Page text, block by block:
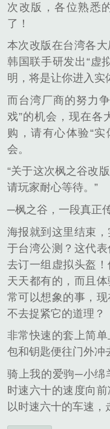
次改版，各位熟悉
了！
本次改版在台湾各
韩国联手研发出“虚
明，将是让你进入实
而台湾厂商的努力
戏”的机会，现在各
购，请有心体验“
会。
“关于这次枫之谷改
请玩家耐心等待。”
─枫之谷，一段真正
海报就到这里结束
于台湾公测？这代
去订一组虚拟头盔
天天都有的，而且
常可以想象的事，
不去捉紧它的道理？
非常快速的套上简
包和钥匙便往门外冲
骑上我的爱驹─小绵
时速六十的速度向
以时速六十的车速，